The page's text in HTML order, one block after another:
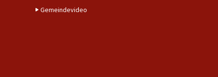
Gemeindevideo